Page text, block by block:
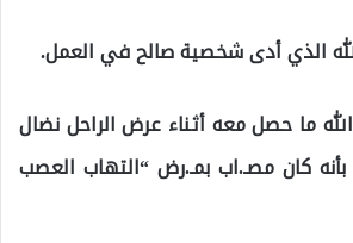
الذي أدى شخصية صالح في العمل.
ما حصل معه أثناء عرض الراحل نضال
كان مصـ.اب بمـ.رض “التهاب العصب